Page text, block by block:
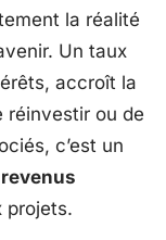
la réalité
Un taux
accroît la
réinvestir ou de
c’est un
revenus
projets.